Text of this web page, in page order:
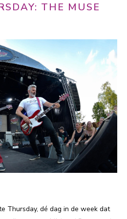
THE MUSE
Thursday, dé dag in de week dat